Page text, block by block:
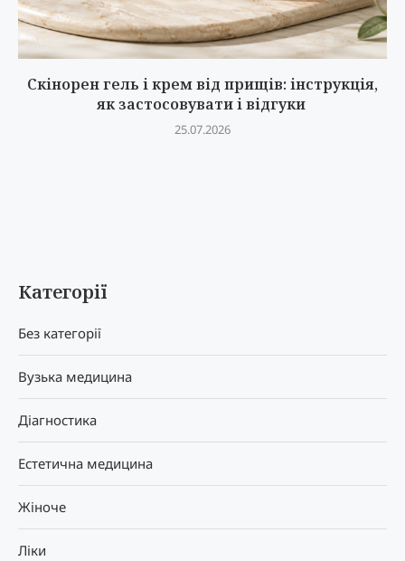
Скінорен гель і крем від прищів: інструкція,
як застосовувати і відгуки
25.07.2026
Категорії
Без категорії
Вузька медицина
Діагностика
Естетична медицина
Жіноче
Ліки